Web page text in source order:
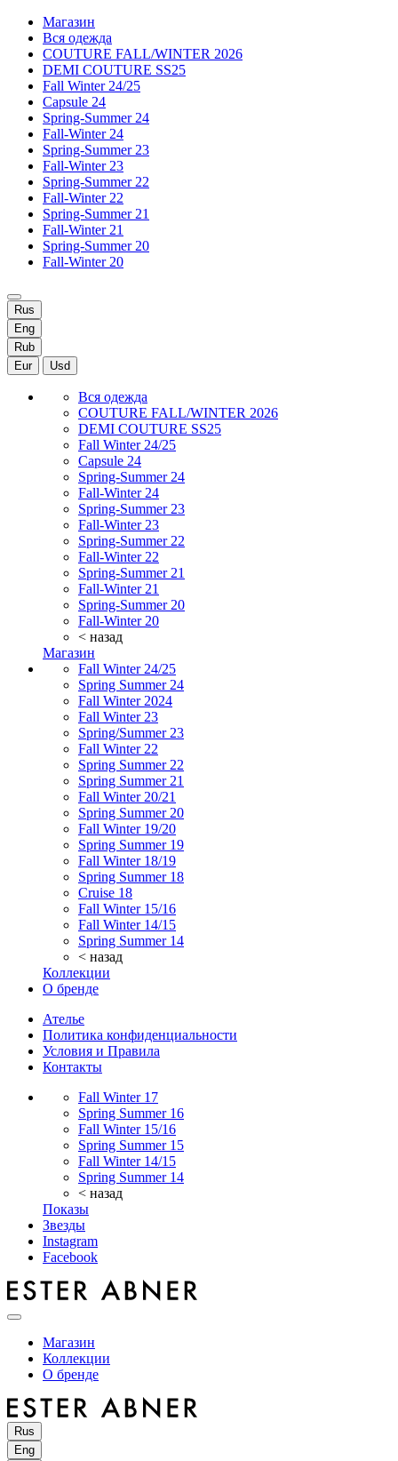
Магазин
Вся одежда
COUTURE FALL/WINTER 2026
DEMI COUTURE SS25
Fall Winter 24/25
Capsule 24
Spring-Summer 24
Fall-Winter 24
Spring-Summer 23
Fall-Winter 23
Spring-Summer 22
Fall-Winter 22
Spring-Summer 21
Fall-Winter 21
Spring-Summer 20
Fall-Winter 20
Rus
Eng
Rub
Eur
Usd
Вся одежда
COUTURE FALL/WINTER 2026
DEMI COUTURE SS25
Fall Winter 24/25
Capsule 24
Spring-Summer 24
Fall-Winter 24
Spring-Summer 23
Fall-Winter 23
Spring-Summer 22
Fall-Winter 22
Spring-Summer 21
Fall-Winter 21
Spring-Summer 20
Fall-Winter 20
< назад
Магазин
Fall Winter 24/25
Spring Summer 24
Fall Winter 2024
Fall Winter 23
Spring/Summer 23
Fall Winter 22
Spring Summer 22
Spring Summer 21
Fall Winter 20/21
Spring Summer 20
Fall Winter 19/20
Spring Summer 19
Fall Winter 18/19
Spring Summer 18
Cruise 18
Fall Winter 15/16
Fall Winter 14/15
Spring Summer 14
< назад
Коллекции
О бренде
Ателье
Политика конфиденциальности
Условия и Правила
Контакты
Fall Winter 17
Spring Summer 16
Fall Winter 15/16
Spring Summer 15
Fall Winter 14/15
Spring Summer 14
< назад
Показы
Звезды
Instagram
Facebook
Магазин
Коллекции
О бренде
Rus
Eng